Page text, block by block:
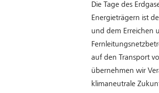
Die Tage des
Energieträgern ist
und dem Erreichen
auf den Transport
übernehmen wir
klimaneutrale